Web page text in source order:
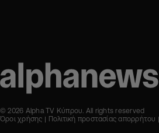
© 2026 Alpha TV Κύπρου. All rights reserved
Όροι χρήσης
Πολιτική προστασίας απορρήτου